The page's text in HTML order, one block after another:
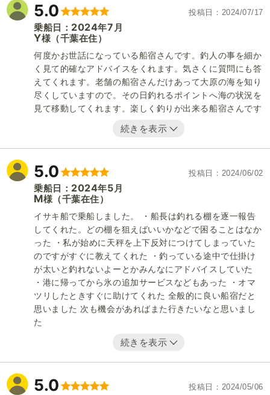
5.0 投稿日 2024/07/17
乗船日： 2024年7 月
Y様 （千葉在住）
何度かお世話になっている船宿さんです。釣人の事を細か
く見て的確なアドバイスをくれます。気さくに質問にも答
えてくれます。老舗の船宿さんだけあって大原の海を知り
尽くしていますので。その日釣れるポイントへ海の状況を
見て移動してくれます。楽しく釣りが出来る船宿さんです
続きを表示
5.0 投稿日 2024/06/02
乗船日： 2024年5 月
M様 （千葉在住）
イサキ船で乗船しました。 ・船長は釣れる棚を逐一報告
してくれた。どの棚を狙えばいいかなどで困ることはなか
った ・私が始めに天秤を上下反対につけてしまっていた
のですがすぐに教えてくれた ・釣っている途中で仕掛け
が太いと釣れないよーとかみんなにアドバイスしていた
・港に帰ってから氷の追加サービスなどもあった ・オマ
ツリしたときすぐに助けてくれた 全般的に良い船宿だと
思いました 次も機会があればまた行きたいなと思いまし
た
続きを表示
5.0 投稿日 2024/05/06